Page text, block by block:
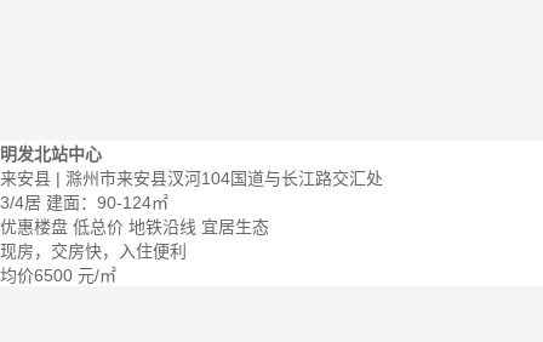
明发北站中心
来安县 | 滁州市来安县汊河104国道与长江路交汇处
3/4居 建面：90-124㎡
优惠楼盘 低总价 地铁沿线 宜居生态
现房，交房快，入住便利
均价6500 元/㎡